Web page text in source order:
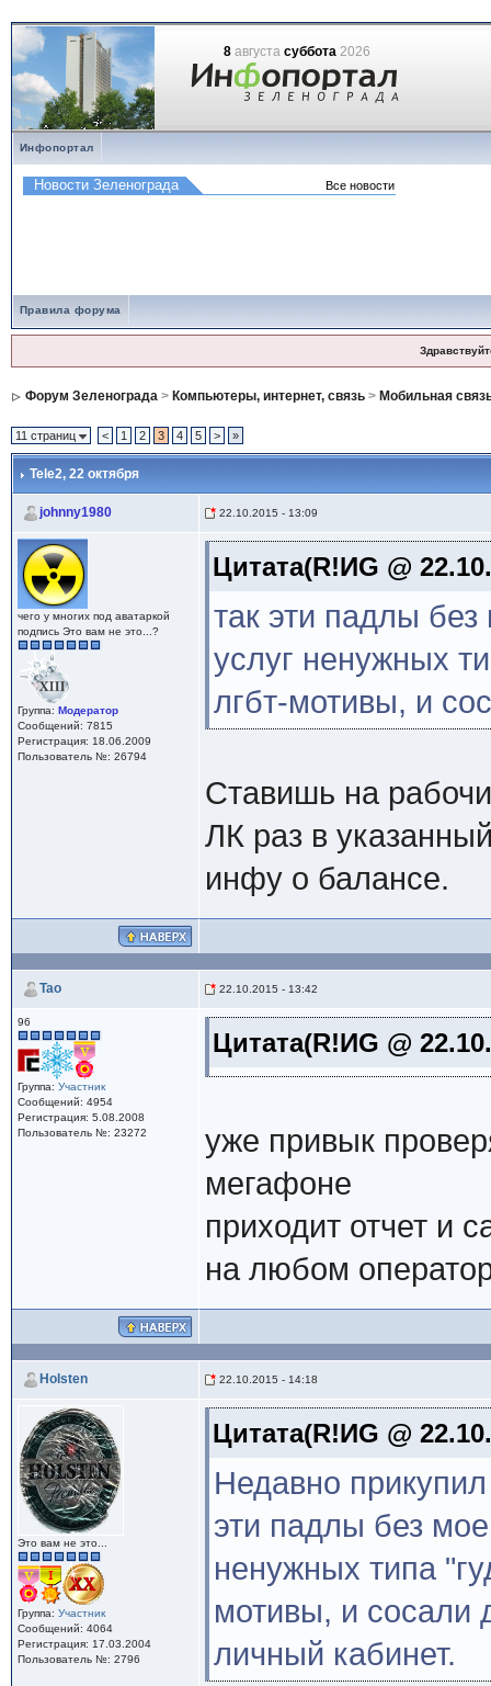
8августа суббота2026
Инфопортал
Правила форума
Форум Зеленограда> Компьютеры, интернет, связь> Мобильная
11 страниц < 1 2 3 4 5 > »
Tele2, 22 октября
johnny1980 22.10.2015 - 13:09
чего у многих под аватаркой
подпись Это вам не это...?
Группа: Модератор
Сообщений: 7815
Регистрация: 18.06.2009
Пользователь №: 26794
Цитата(R!ИG @
так эти падлы
услуг ненужных
лгбт-мотивы, и
Ставишь на
ЛК раз в
инфу о балансе.
Tao 22.10.2015 - 13:42
96
Группа: Участник
Сообщений: 4954
Регистрация: 5.08.2008
Пользователь №: 23272
Цитата(R!ИG @
уже привык
мегафоне
приходит отчет и
на любом
Holsten 22.10.2015 - 14:18
Это вам не это...
Группа: Участник
Сообщений: 4064
Регистрация: 17.03.2004
Пользователь №: 2796
Цитата(R!ИG @
Недавно
эти падлы без
ненужных типа
мотивы, и сосали
личный кабинет.